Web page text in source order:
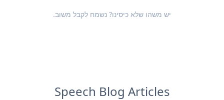
יש משהו שלא כיסינו? נשמח לקבל משוב.
Speech Blog Articles